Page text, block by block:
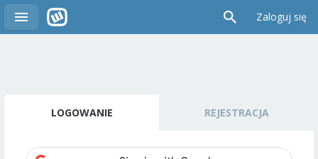
Zaloguj się
LOGOWANIE REJESTRACJA